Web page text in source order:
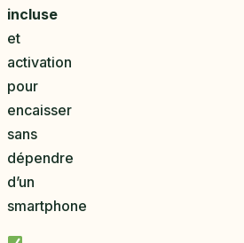
incluse
et
activation
pour
encaisser
sans
dépendre
d’un
smartphone